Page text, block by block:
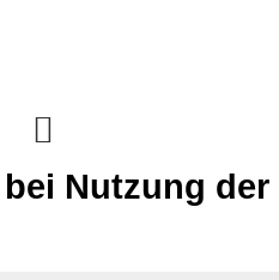
Nutzung der